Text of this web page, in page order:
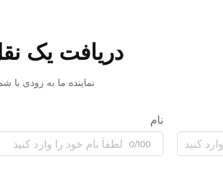
دریافت یک
نماینده ما به زودی
نام
0/100